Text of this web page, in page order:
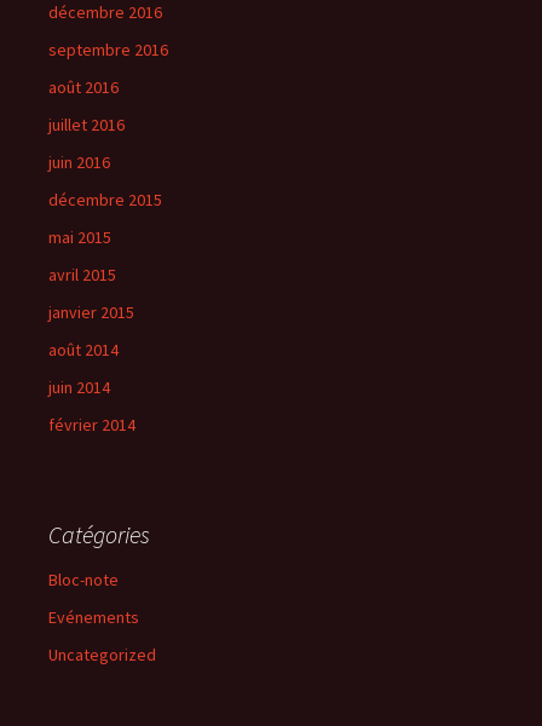
décembre 2016
septembre 2016
août 2016
juillet 2016
juin 2016
décembre 2015
mai 2015
avril 2015
janvier 2015
août 2014
juin 2014
février 2014
Catégories
Bloc-note
Evénements
Uncategorized